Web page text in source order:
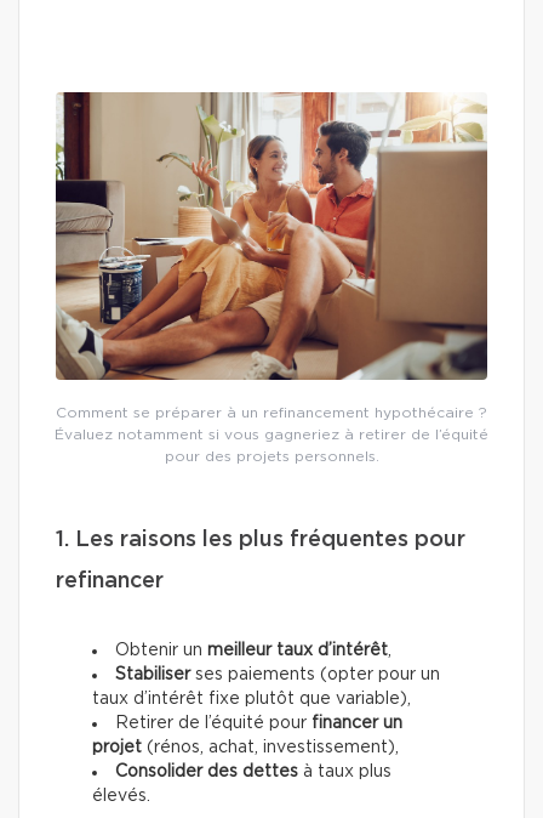
Comment se préparer à un refinancement hypothécaire ?
Évaluez notamment si vous gagneriez à retirer de l’équité
pour des projets personnels.
1. Les raisons les plus fréquentes pour
refinancer
Obtenir un meilleur taux d’intérêt,
Stabiliserses paiements (opter pour un
taux d’intérêt fixe plutôt que variable),
Retirer de l’équité pour financer un
projet (rénos, achat, investissement),
Consolider des dettes à taux plus
élevés.